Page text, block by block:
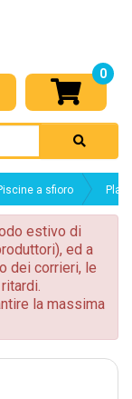
0
a sfioro
estivo di
ed a
dei corrieri, le
la massima